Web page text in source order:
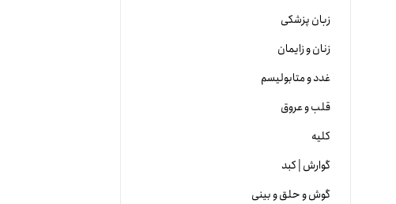
زبان پزشکی
زنان و زایمان
غدد و متابولیسم
قلب و عروق
کلیه
گوارش | کبد
گوش و حلق و بینی